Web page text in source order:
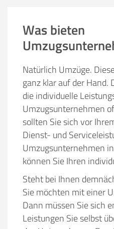
Was bieten
Natürlich Umzüge.
ganz klar auf der Hand.
die individuelle
Umzugsunternehmen
sollten Sie sich vor
Dienst- und
Umzugsunternehmen
können Sie Ihren
Steht bei Ihnen
Sie möchten mit einer
Dann müssen Sie sich
Leistungen Sie selbst